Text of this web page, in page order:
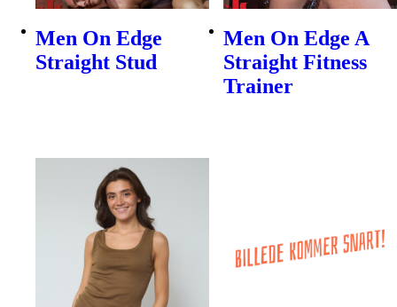
Men On Edge
Straight Stud
Men On Edge A
Straight Fitness
Trainer